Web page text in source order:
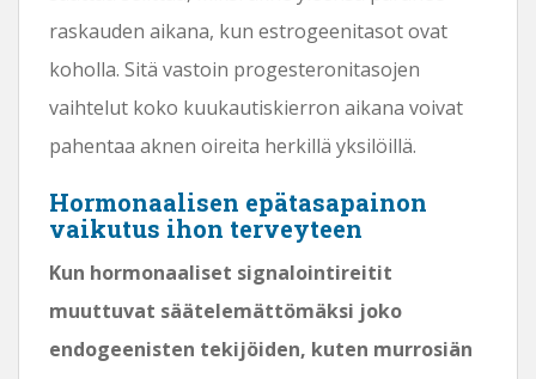
raskauden aikana, kun estrogeenitasot ovat
koholla. Sitä vastoin progesteronitasojen
vaihtelut koko kuukautiskierron aikana voivat
pahentaa aknen oireita herkillä yksilöillä.
Hormonaalisen epätasapainon
vaikutus ihon terveyteen
Kun hormonaaliset signalointireitit
muuttuvat säätelemättömäksi joko
endogeenisten tekijöiden, kuten murrosiän